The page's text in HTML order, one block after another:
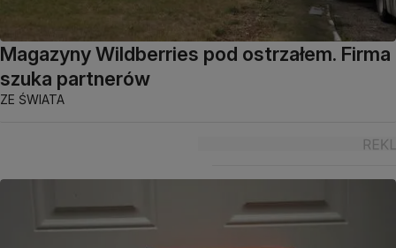
Magazyny Wildberries pod ostrzałem. Firma
szuka partnerów
ZE ŚWIATA